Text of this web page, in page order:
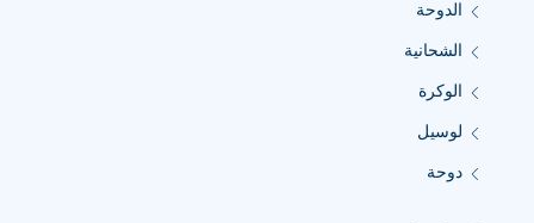
الدوحة
الشحانية
الوكرة
لوسيل
دوحة